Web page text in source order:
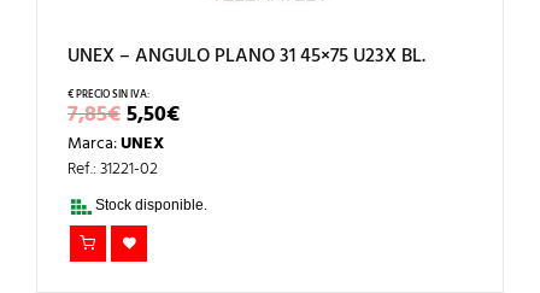
UNEX – ANGULO PLANO 31 45×75 U23X BL.
7,85€EL
PRECIO
ORIGINAL
ERA:
7,85€.
5,50€EL
PRECIO
5,50€.
Marca:UNEX
Ref.: 31221-02
Stock disponible.